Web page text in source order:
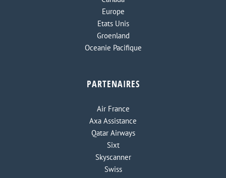
Europe
Etats Unis
Groenland
Oceanie Pacifique
PARTENAIRES
Air France
Axa Assistance
Qatar Airways
Sixt
Skyscanner
Swiss